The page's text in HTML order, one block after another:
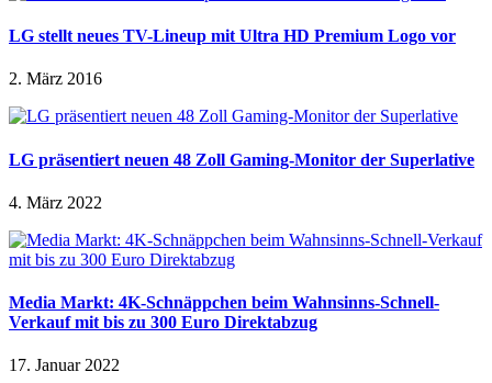
LG stellt neues TV-Lineup mit Ultra HD Premium Logo vor
2. März 2016
LG präsentiert neuen 48 Zoll Gaming-Monitor der Superlative
4. März 2022
Media Markt: 4K-Schnäppchen beim Wahnsinns-Schnell-
Verkauf mit bis zu 300 Euro Direktabzug
17. Januar 2022